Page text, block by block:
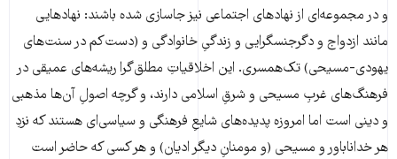
و در مجموعه‌ای از نهادهای اجتماعی نیز جاسازی شده باشند: نهادهایی
مانند ازدواج و دگرجنسگرایی و زندگیِ خانوادگی و (دست‌کم در سنت‌های
یهودی-مسیحی) تک‌همسری. این اخلاقیاتِ مطلق‌گرا ریشه‌های عمیقی در
فرهنگ‌های غربِ مسیحی و شرقِ اسلامی دارند، و گرچه اصولِ آن‌ها مذهبی
و دینی است اما امروزه پدیده‌های شایعِ فرهنگی و سیاسی‌ای هستند که نزدِ
هر خداناباور و مسیحی (و مومنانِ دیگر ادیان) و هر کسی که حاضر است